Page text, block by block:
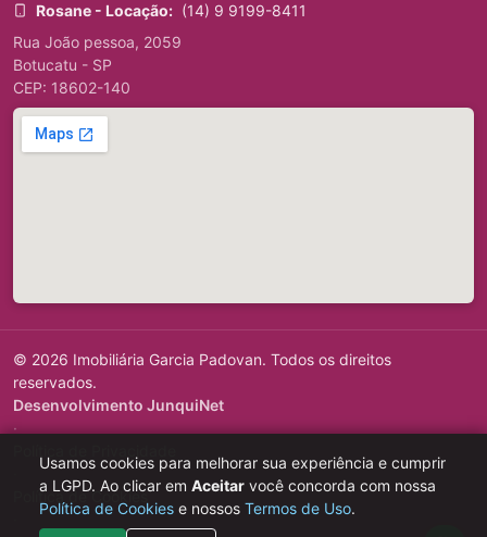
Rosane - Locação: (14) 9 9199-8411
Rua João pessoa, 2059
Botucatu - SP
CEP: 18602-140
© 2026 Imobiliária Garcia Padovan. Todos os direitos
reservados.
Desenvolvimento JunquiNet
·
Política de Cookies
Usamos cookies para melhorar sua experiência e cumprir
a LGPD. Ao clicar em Aceitar você concorda com nossa
Política de Cookies e nossos Termos de Uso.